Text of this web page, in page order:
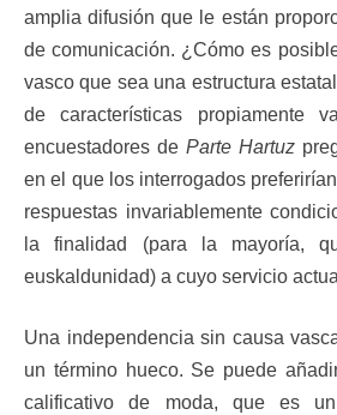
amplia difusión que le están
de comunicación. ¿Cómo es
vasco que sea una estructura
de características propiamente
encuestadores de Parte Hartuz
en el que los interrogados
respuestas invariablemente
la finalidad (para la mayoría,
euskaldunidad) a cuyo servicio
Una independencia sin causa
un término hueco. Se puede
calificativo de moda, que es